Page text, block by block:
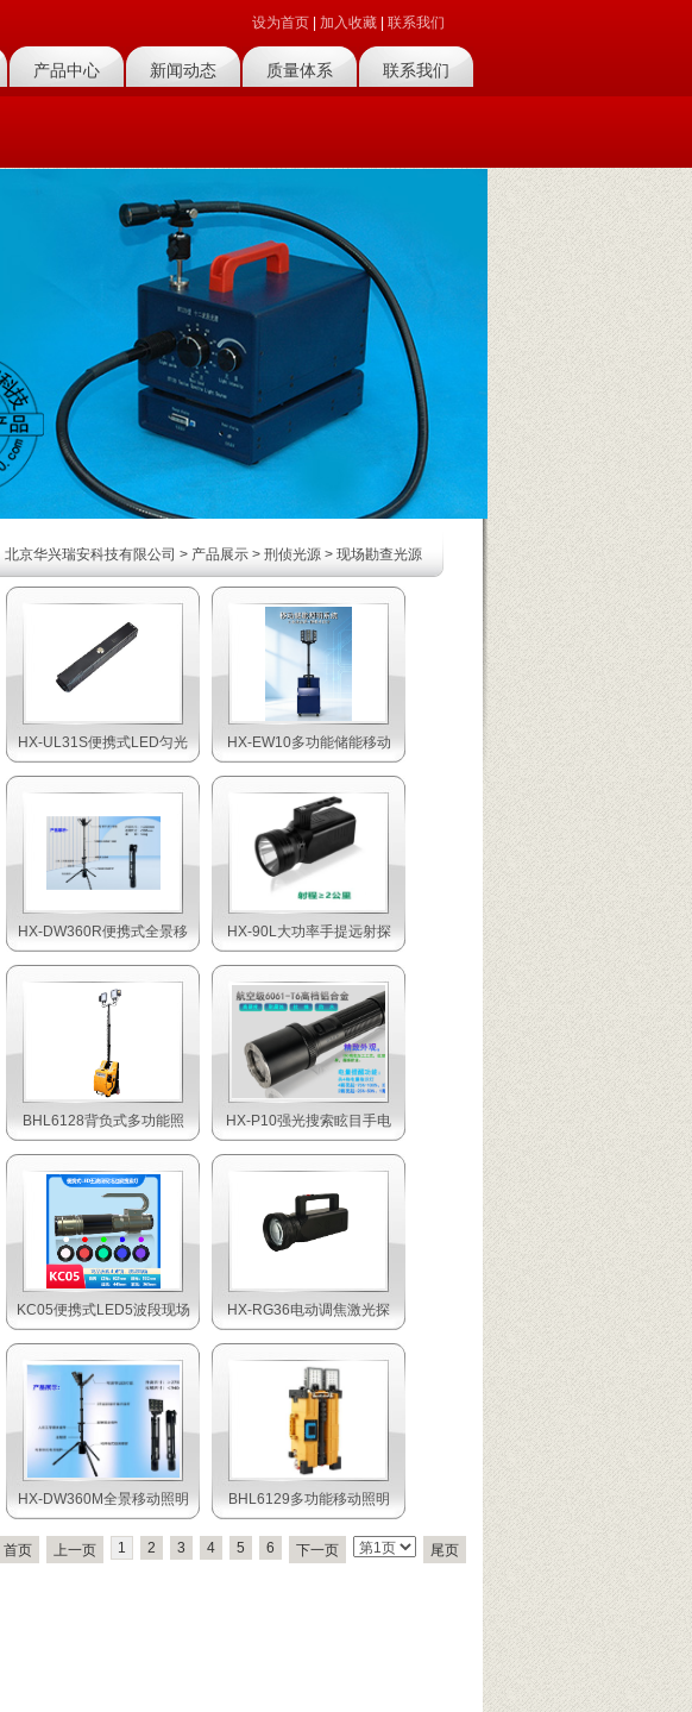
设为首页 加入收藏 联系我们
产品中心 新闻动态 质量体系 联系我们
北京华兴瑞安科技有限公司 > 产品展示 > 刑侦光源 > 现场勘查光源
HX-UL31S便携式LED匀光 HX-EW10多功能储能移动
HX-DW360R便携式全景移 HX-90L大功率手提远射探
BHL6128背负式多功能照 HX-P10强光搜索眩目手电
KC05便携式LED5波段现场 HX-RG36电动调焦激光探
HX-DW360M全景移动照明 BHL6129多功能移动照明
首页 上一页 1 2 3 4 5 6 下一页 尾页